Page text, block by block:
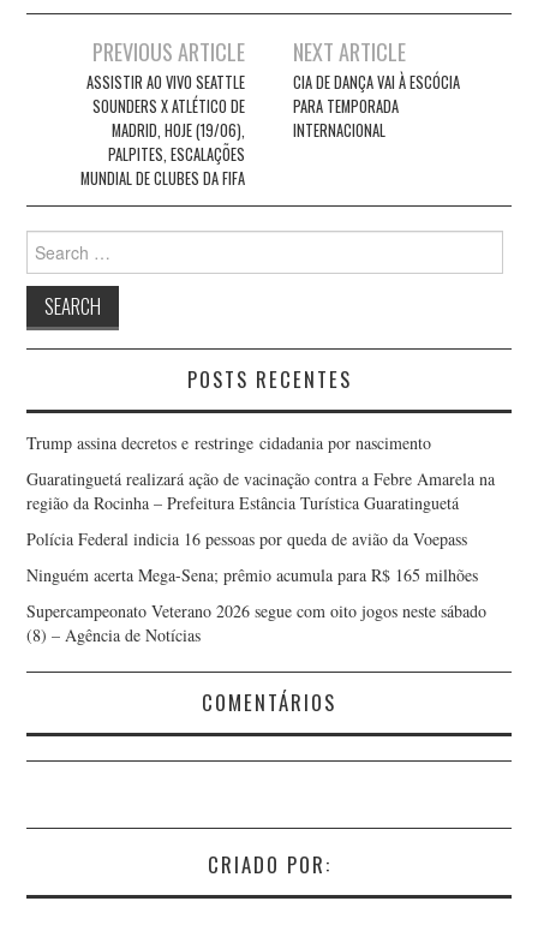
navigation
PREVIOUS ARTICLE
ASSISTIR AO VIVO SEATTLE
SOUNDERS X ATLÉTICO DE
MADRID, HOJE (19/06),
PALPITES, ESCALAÇÕES
MUNDIAL DE CLUBES DA FIFA
NEXT ARTICLE
CIA DE DANÇA VAI À ESCÓCIA
PARA TEMPORADA
INTERNACIONAL
Search
for:
POSTS RECENTES
Trump assina decretos e restringe cidadania por nascimento
Guaratinguetá realizará ação de vacinação contra a Febre Amarela na
região da Rocinha – Prefeitura Estância Turística Guaratinguetá
Polícia Federal indicia 16 pessoas por queda de avião da Voepass
Ninguém acerta Mega-Sena; prêmio acumula para R$ 165 milhões
Supercampeonato Veterano 2026 segue com oito jogos neste sábado
(8) – Agência de Notícias
COMENTÁRIOS
CRIADO POR: